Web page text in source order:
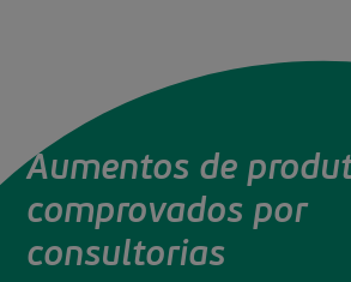
Aumentos de
comprovados por
consultorias